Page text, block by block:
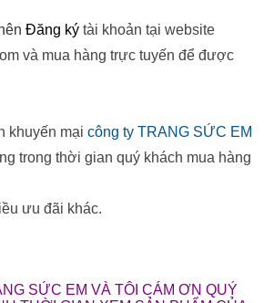
Đăng ký tài khoản tại website
và mua hàng trực tuyến để được
khuyến mại công ty TRANG SỨC EM
trong thời gian quý khách mua hàng
ưu đãi khác.
SỨC EM VÀ TÔI CÁM ƠN QUÝ